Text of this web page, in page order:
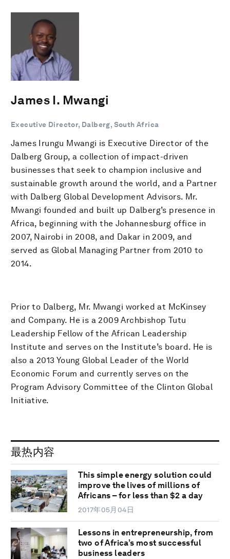
James I. Mwangi
Executive Director, Dalberg, South Africa
James Irungu Mwangi is Executive Director of the
Dalberg Group, a collection of impact-driven
businesses that seek to champion inclusive and
sustainable growth around the world, and a Partner
with Dalberg Global Development Advisors. Mr.
Mwangi founded and built up Dalberg’s presence in
Africa, beginning with the Johannesburg office in
2007, Nairobi in 2008, and Dakar in 2009, and
served as Global Managing Partner from 2010 to
2014.
Prior to Dalberg, Mr. Mwangi worked at McKinsey
and Company. He is a 2009 Archbishop Tutu
Leadership Fellow of the African Leadership
Institute and serves on the Institute’s board. He is
also a 2013 Young Global Leader of the World
Economic Forum and currently serves on the
Program Advisory Committee of the Clinton Global
Initiative.
最热内容
This simple energy solution could
improve the lives of millions of
Africans – for less than $2 a day
2017年05月04日
Lessons in entrepreneurship, from
two of Africa’s most successful
business leaders